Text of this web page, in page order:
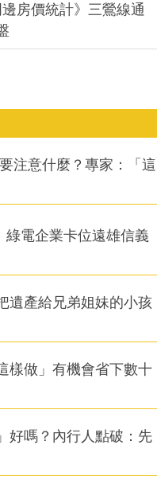
房價統計》三鶯線通
注意什麼？專家：「這
綠電企業卡位遠雄信義
遺產給兄弟姐妹的小孩
樣做」有機會省下數十
好嗎？內行人點破：先